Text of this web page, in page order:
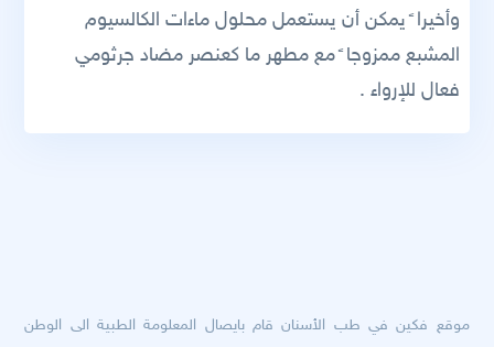
وأخيرا ً يمكن أن يستعمل محلول ماءات الكالسيوم
المشبع ممزوجا ً مع مطهر ما كعنصر مضاد جرثومي
فعال للإرواء .
موقع فكين في طب الأسنان قام بايصال المعلومة الطبية الى الوطن